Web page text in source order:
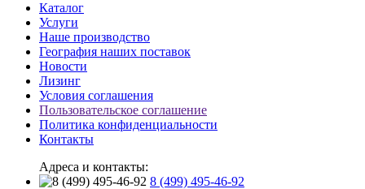
Каталог
Услуги
Наше производство
География наших поставок
Новости
Лизинг
Условия соглашения
Пользовательское соглашение
Политика конфиденциальности
Контакты
Адреса и контакты:
8 (499) 495-46-92